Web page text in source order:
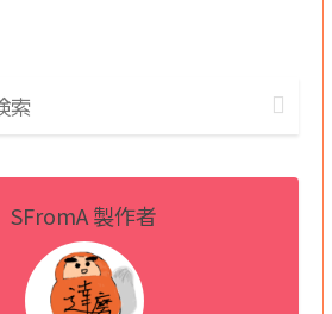
SFromA 製作者